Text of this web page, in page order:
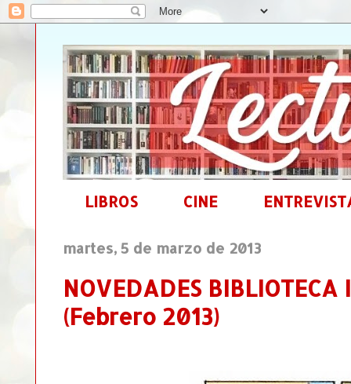
LIBROS CINE
martes, 5 de marzo de 2013
NOVEDADES BIBLIOTECA
(Febrero 2013)